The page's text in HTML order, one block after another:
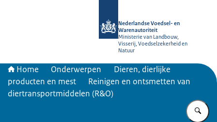
Nederlandse Voedsel- en
Warenautoriteit
Ministerie van Landbouw,
Visserij, Voedselzekerheid en
Natuur
Home Onderwerpen
Dieren, dierlijke
producten en mest
Reinigen en ontsmetten van
diertransportmiddelen (R&O)